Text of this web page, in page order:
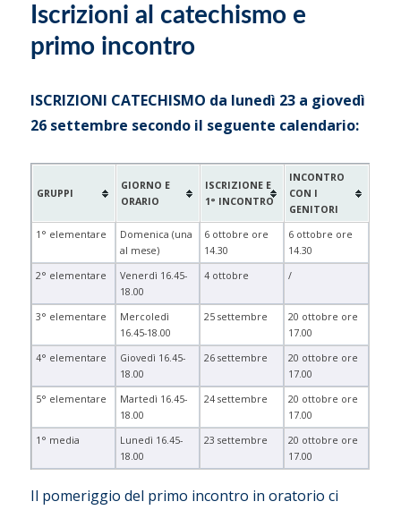
Iscrizioni al catechismo e
primo incontro
ISCRIZIONI CATECHISMO da lunedì 23 a giovedì
26 settembre secondo il seguente calendario:
GRUPPI
GIORNO E
ORARIO
ISCRIZIONE E
1° INCONTRO
INCONTRO
CON I
GENITORI
1° elementare
Domenica (una
al mese)
6 ottobre ore
14.30
6 ottobre ore
14.30
2° elementare
Venerdì 16.45-
18.00
4 ottobre /
3° elementare
Mercoledì
16.45-18.00
25 settembre
20 ottobre ore
17.00
4° elementare
Giovedì 16.45-
18.00
26 settembre
20 ottobre ore
17.00
5° elementare
Martedì 16.45-
18.00
24 settembre
20 ottobre ore
17.00
1° media
Lunedì 16.45-
18.00
23 settembre
20 ottobre ore
17.00
Il pomeriggio del primo incontro in oratorio ci